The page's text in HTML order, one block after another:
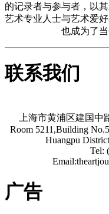
的记录者与参与者，以
艺术专业人士与艺术爱
也成为了
联系我们
上海市黄浦区建国中
Room 5211,Building
Huangpu
Tel:
广告